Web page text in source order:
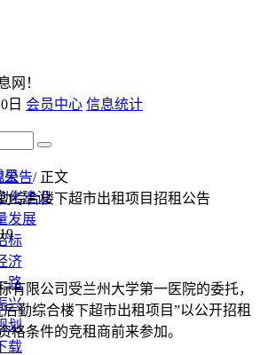
网！
日 会员中心 信息统计
果
化建设
发展
标
济
路
兴
划
载
公告/ 正文
综合楼下超市出租项目招租公告
有限公司受兰州大学第一医院的委托，
勤综合楼下超市出租项目”以公开招租
格条件的竞租商前来参加。